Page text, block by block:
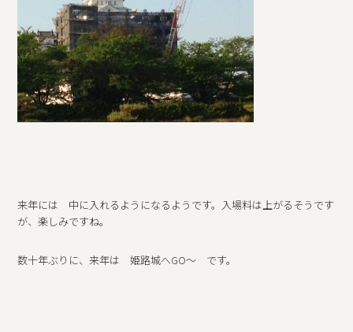
来年には 中に入れるようになるようです。入場料は上がるそうです
が、楽しみですね。
数十年ぶりに、来年は 姫路城へGO～ です。